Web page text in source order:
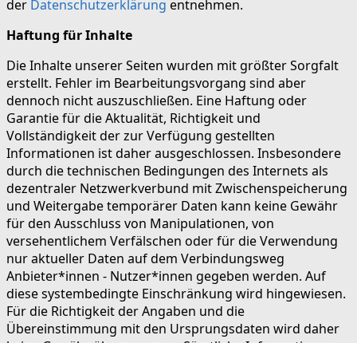
der Datenschutzerklärung entnehmen.
Haftung für Inhalte
Die Inhalte unserer Seiten wurden mit größter Sorgfalt
erstellt. Fehler im Bearbeitungsvorgang sind aber
dennoch nicht auszuschließen. Eine Haftung oder
Garantie für die Aktualität, Richtigkeit und
Vollständigkeit der zur Verfügung gestellten
Informationen ist daher ausgeschlossen. Insbesondere
durch die technischen Bedingungen des Internets als
dezentraler Netzwerkverbund mit Zwischenspeicherung
und Weitergabe temporärer Daten kann keine Gewähr
für den Ausschluss von Manipulationen, von
versehentlichem Verfälschen oder für die Verwendung
nur aktueller Daten auf dem Verbindungsweg
Anbieter*innen - Nutzer*innen gegeben werden. Auf
diese systembedingte Einschränkung wird hingewiesen.
Für die Richtigkeit der Angaben und die
Übereinstimmung mit den Ursprungsdaten wird daher